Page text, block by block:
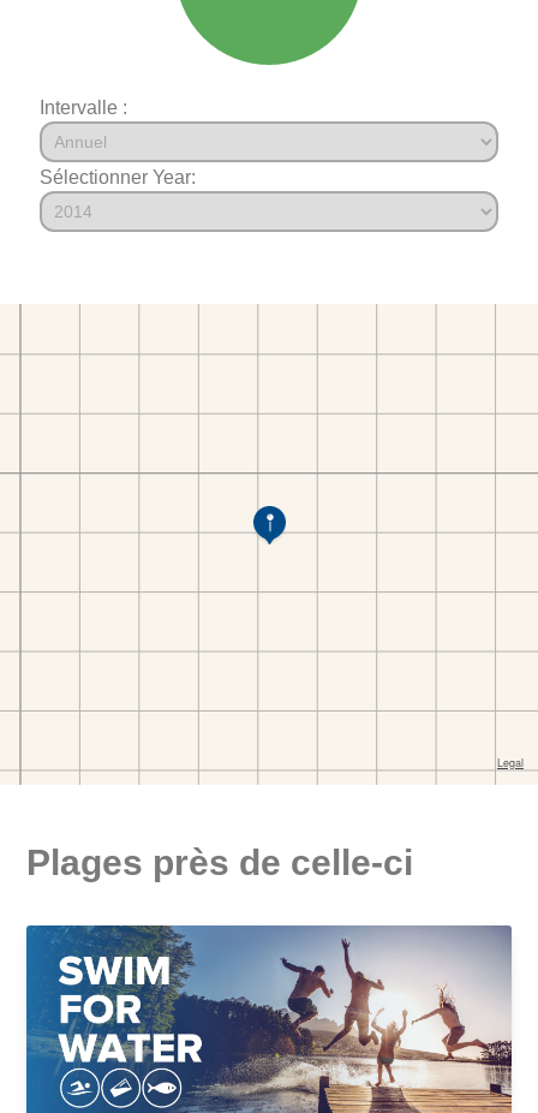
Intervalle :
Sélectionner Year:
Plages près de celle-ci